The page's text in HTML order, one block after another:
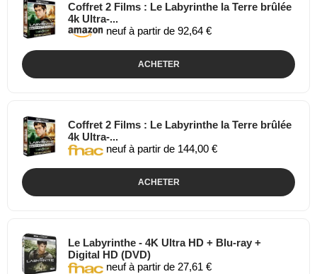
Coffret 2 Films : Le Labyrinthe la Terre brûlée
4k Ultra-...
neuf à partir de 92,64 €
ACHETER
Coffret 2 Films : Le Labyrinthe la Terre brûlée
4k Ultra-...
neuf à partir de 144,00 €
ACHETER
Le Labyrinthe - 4K Ultra HD + Blu-ray +
Digital HD (DVD)
neuf à partir de 27,61 €